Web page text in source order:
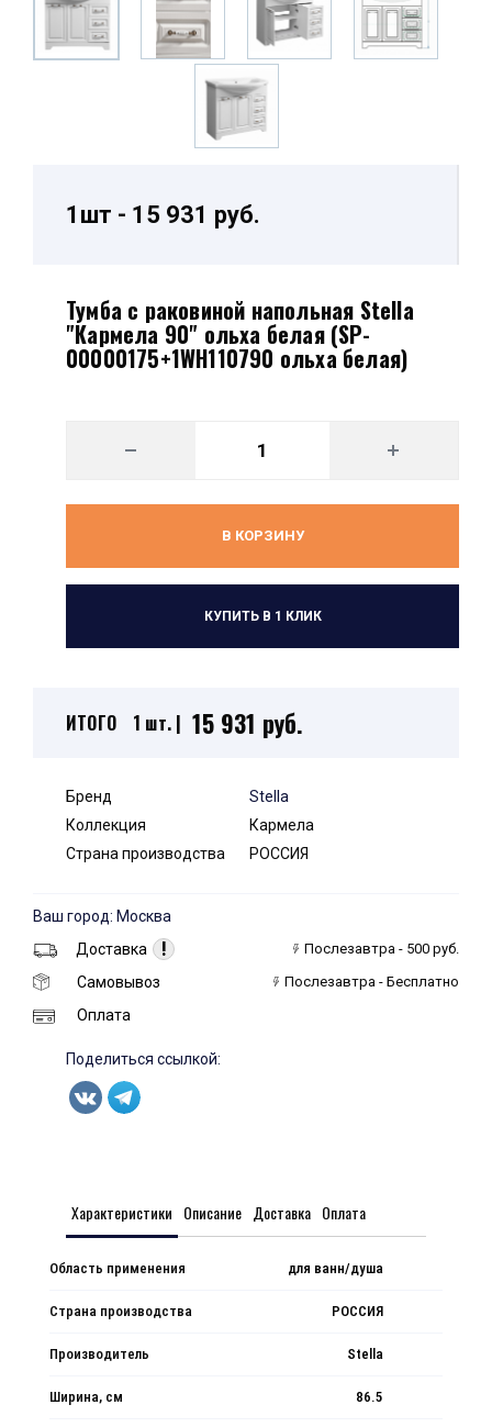
1шт - 15 931 руб.
Тумба с раковиной напольная Stella
"Кармела 90" ольха белая (SP-
00000175+1WH110790 ольха белая)
В КОРЗИНУ
КУПИТЬ В 1 КЛИК
ИТОГО 1 шт. | 15 931 руб.
Бренд
Stella
Коллекция
Кармела
Страна производства
РОССИЯ
Ваш город: Москва
Доставка
! Послезавтра - 500 руб.
Самовывоз Послезавтра - Бесплатно
Оплата
Поделиться ссылкой:
Характеристики Описание Доставка Оплата
Область применения для ванн/душа
Страна производства РОССИЯ
Производитель Stella
Ширина, см 86.5